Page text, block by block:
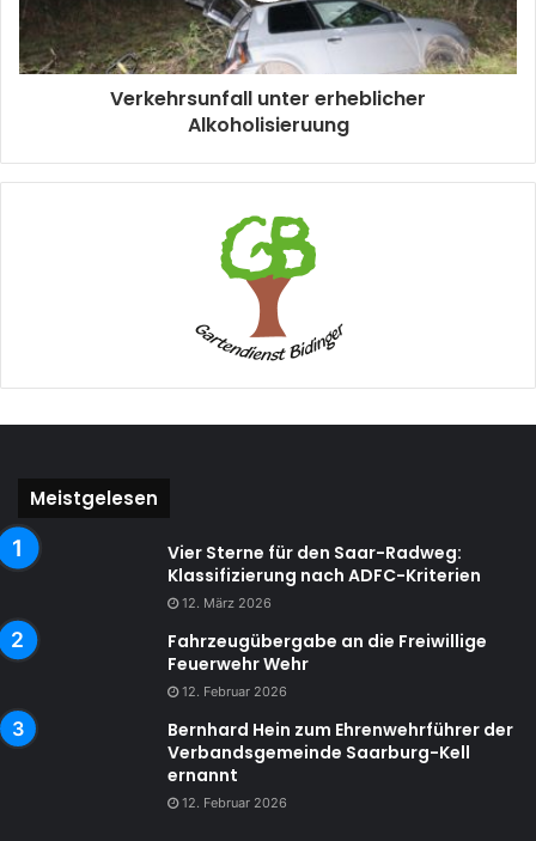
Verkehrsunfall unter erheblicher
Alkoholisieruung
Meistgelesen
Vier Sterne für den Saar-Radweg:
Klassifizierung nach ADFC-Kriterien
12. März 2026
Fahrzeugübergabe an die Freiwillige
Feuerwehr Wehr
12. Februar 2026
Bernhard Hein zum Ehrenwehrführer der
Verbandsgemeinde Saarburg-Kell
ernannt
12. Februar 2026